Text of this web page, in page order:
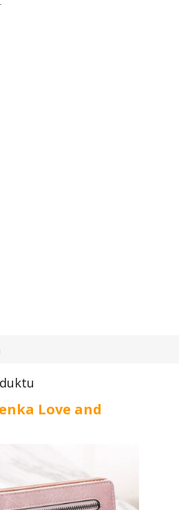
Love and